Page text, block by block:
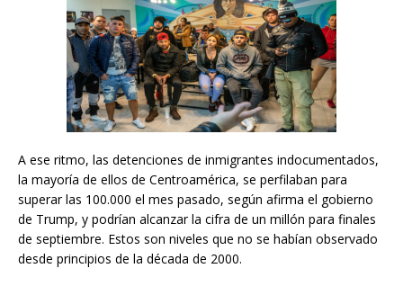
A ese ritmo, las detenciones de inmigrantes indocumentados,
la mayoría de ellos de Centroamérica, se perfilaban para
superar las 100.000 el mes pasado, según afirma el gobierno
de Trump, y podrían alcanzar la cifra de un millón para finales
de septiembre. Estos son niveles que no se habían observado
desde principios de la década de 2000.